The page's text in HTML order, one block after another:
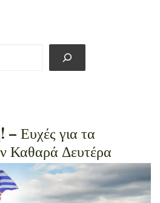
Ευχές για τα
Καθαρά Δευτέρα